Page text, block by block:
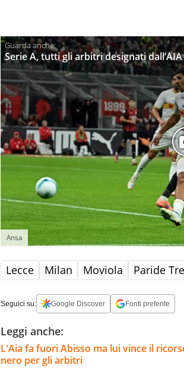
Serie A, tutti gli arbitri designati
Ansa
Lecce Milan Moviola Paride
Seguici su: Google Discover Fonti preferite
Leggi anche:
L'Aia fa fuori Abisso ma lui vince il
nero per gli arbitri